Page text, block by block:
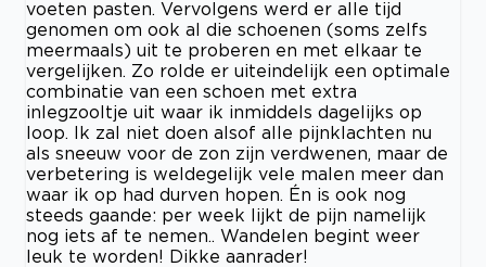
voeten pasten. Vervolgens werd er alle tijd
genomen om ook al die schoenen (soms zelfs
meermaals) uit te proberen en met elkaar te
vergelijken. Zo rolde er uiteindelijk een optimale
combinatie van een schoen met extra
inlegzooltje uit waar ik inmiddels dagelijks op
loop. Ik zal niet doen alsof alle pijnklachten nu
als sneeuw voor de zon zijn verdwenen, maar de
verbetering is weldegelijk vele malen meer dan
waar ik op had durven hopen. Én is ook nog
steeds gaande: per week lijkt de pijn namelijk
nog iets af te nemen.. Wandelen begint weer
leuk te worden! Dikke aanrader!